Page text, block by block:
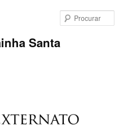
Santa